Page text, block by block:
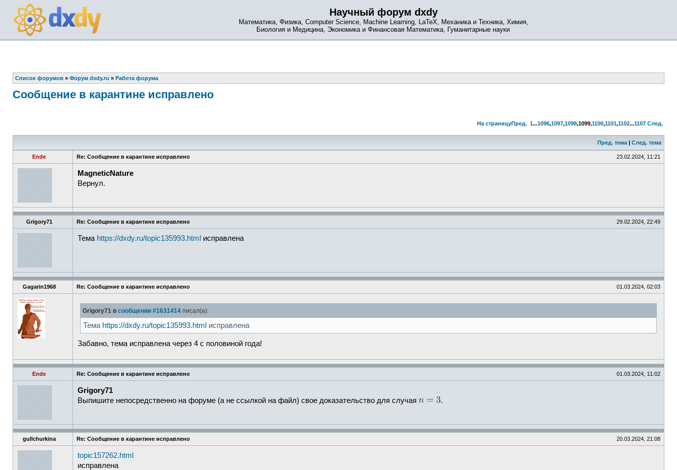
Научный форум dxdy
Математика, Физика, Computer Science, Machine Learning, LaTeX, Механика и Техника, Химия,
Биология и Медицина, Экономика и Финансовая Математика, Гуманитарные науки
Список форумов » Форум dxdy.ru » Работа форума
Сообщение в карантине исправлено
На страницуПред. 1...1096,1097,1098,1099,1100,1101,1102...1107 След.
Пред. тема | След. тема
Ende Re: Сообщение в карантине исправлено 23.02.2024, 11:21
MagneticNature
Вернул.
Grigory71 Re: Сообщение в карантине исправлено 29.02.2024, 22:49
Тема https://dxdy.ru/topic135993.html исправлена
Gagarin1968 Re: Сообщение в карантине исправлено 01.03.2024, 02:03
Grigory71 в сообщении #1631414 писал(а):
Тема https://dxdy.ru/topic135993.html исправлена
Забавно, тема исправлена через 4 с половиной года!
Ende Re: Сообщение в карантине исправлено 01.03.2024, 11:02
Grigory71
Выпишите непосредственно на форуме (а не ссылкой на файл) свое доказательство для случая
.
gullchurkina Re: Сообщение в карантине исправлено 20.03.2024, 21:08
topic157262.html
исправлена